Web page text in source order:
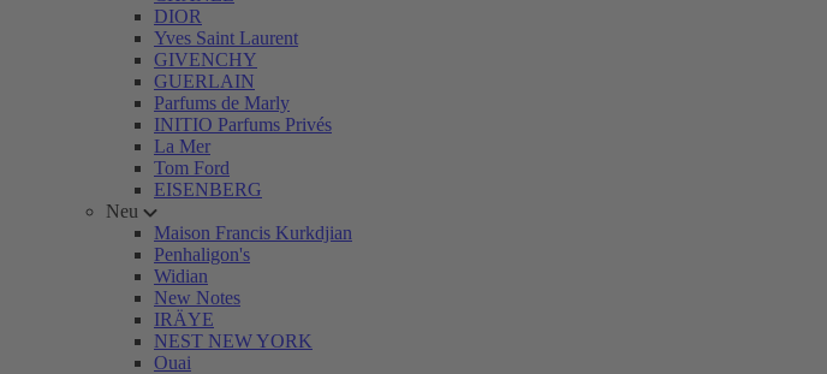
DIOR
Yves Saint Laurent
GIVENCHY
GUERLAIN
Parfums de Marly
INITIO Parfums Privés
La Mer
Tom Ford
EISENBERG
Neu
Maison Francis Kurkdjian
Penhaligon's
Widian
New Notes
IRÄYE
NEST NEW YORK
Ouai